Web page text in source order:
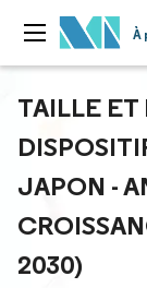
À
TAILLE ET
JAPON -
2030)